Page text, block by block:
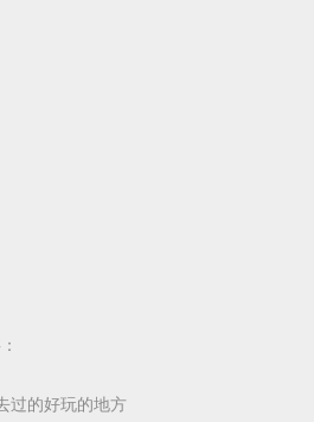
的好玩的地方